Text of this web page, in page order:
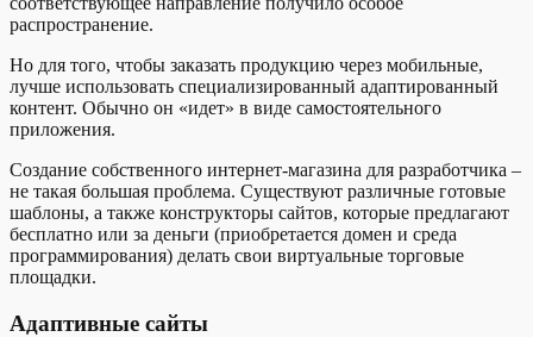
распространение.
Но для того, чтобы заказать продукцию через мобильные,
лучше использовать специализированный адаптированный
контент. Обычно он «идет» в виде самостоятельного
приложения.
Создание собственного интернет-магазина для разработчика –
не такая большая проблема. Существуют различные готовые
шаблоны, а также конструкторы сайтов, которые предлагают
бесплатно или за деньги (приобретается домен и среда
программирования) делать свои виртуальные торговые
площадки.
Адаптивные сайты